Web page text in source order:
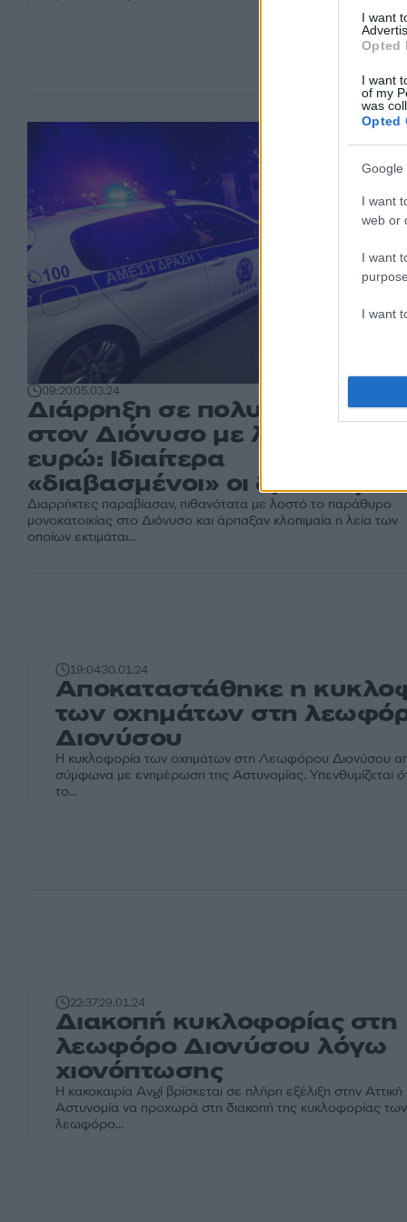
I want
Opted
I want
of my
was
Opted
Google
I want
web or
I want
I want
09:2005.03.24
Διάρρηξη σε πολυτελές σπίτι
στον Διόνυσο με λεία 90.000
ευρώ: Ιδιαίτερα
«διαβασμένοι» οι δράστες
Διαρρήκτες παραβίασαν, πιθανότατα με λοστό το παράθυρο
μονοκατοικίας στο Διόνυσο και άρπαξαν κλοπιμαία η λεία των
οποίων εκτιμάται...
19:0430.01.24
Αποκαταστάθηκε η
των οχημάτων στη
Διονύσου
H κυκλοφορία των οχημάτων στη Λεωφόρου Διονύσου
σύμφωνα με ενημέρωση της Αστυνομίας. Υπενθυμίζεται
το...
22:3729.01.24
Διακοπή κυκλοφορίας στη
λεωφόρο Διονύσου λόγω
χιονόπτωσης
Η κακοκαιρία Avgi βρίσκεται σε πλήρη εξέλιξη στην Αττική
Αστυνομία να προχωρά στη διακοπή της κυκλοφορίας
λεωφόρο...